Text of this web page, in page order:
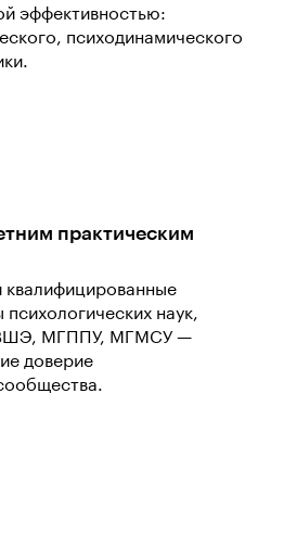
эффективностью:
психодинамического
практическим
квалифицированные
наук,
ВШЭ, МГППУ, МГМСУ —
доверие